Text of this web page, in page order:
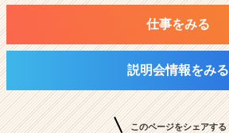
仕事をみる
説明会情報をみる
このページをシェアする